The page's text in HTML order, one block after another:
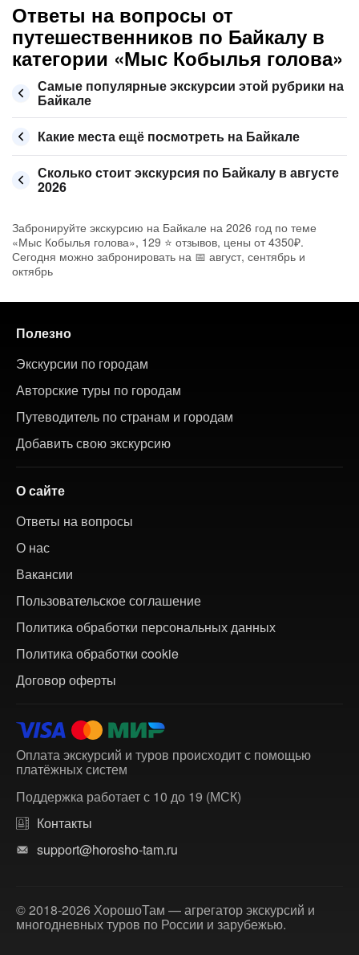
Ответы на вопросы от
путешественников по Байкалу в
категории «Мыс Кобылья голова»
Самые популярные экскурсии этой рубрики на
Байкале
Какие места ещё посмотреть на Байкале
Сколько стоит экскурсия по Байкалу в августе
2026
Забронируйте экскурсию на Байкале на 2026 год по теме
«Мыс Кобылья голова», 129 ⭐ отзывов, цены от 4350₽.
Сегодня можно забронировать на 📅 август, сентябрь и
октябрь
Полезно
Экскурсии по городам
Авторские туры по городам
Путеводитель по странам и городам
Добавить свою экскурсию
О сайте
Ответы на вопросы
О нас
Вакансии
Пользовательское соглашение
Политика обработки персональных данных
Политика обработки cookie
Договор оферты
Оплата экскурсий и туров происходит с помощью
платёжных систем
Поддержка работает с 10 до 19 (МСК)
Контакты
support@horosho-tam.ru
© 2018-2026 ХорошоТам — агрегатор экскурсий и
многодневных туров по России и зарубежью.